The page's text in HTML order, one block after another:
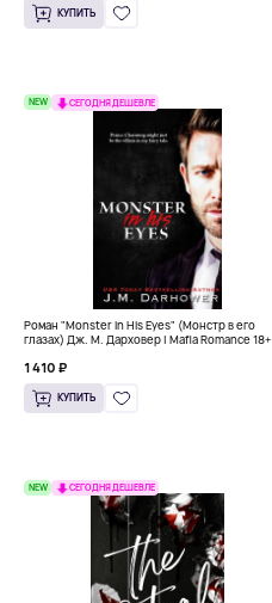
КУПИТЬ
NEW СЕГОДНЯ ДЕШЕВЛЕ
Роман "Monster in His Eyes" (Монстр в его
глазах) Дж. М. Дарховер | Mafia Romance 18+
1 410 ₽
КУПИТЬ
NEW СЕГОДНЯ ДЕШЕВЛЕ